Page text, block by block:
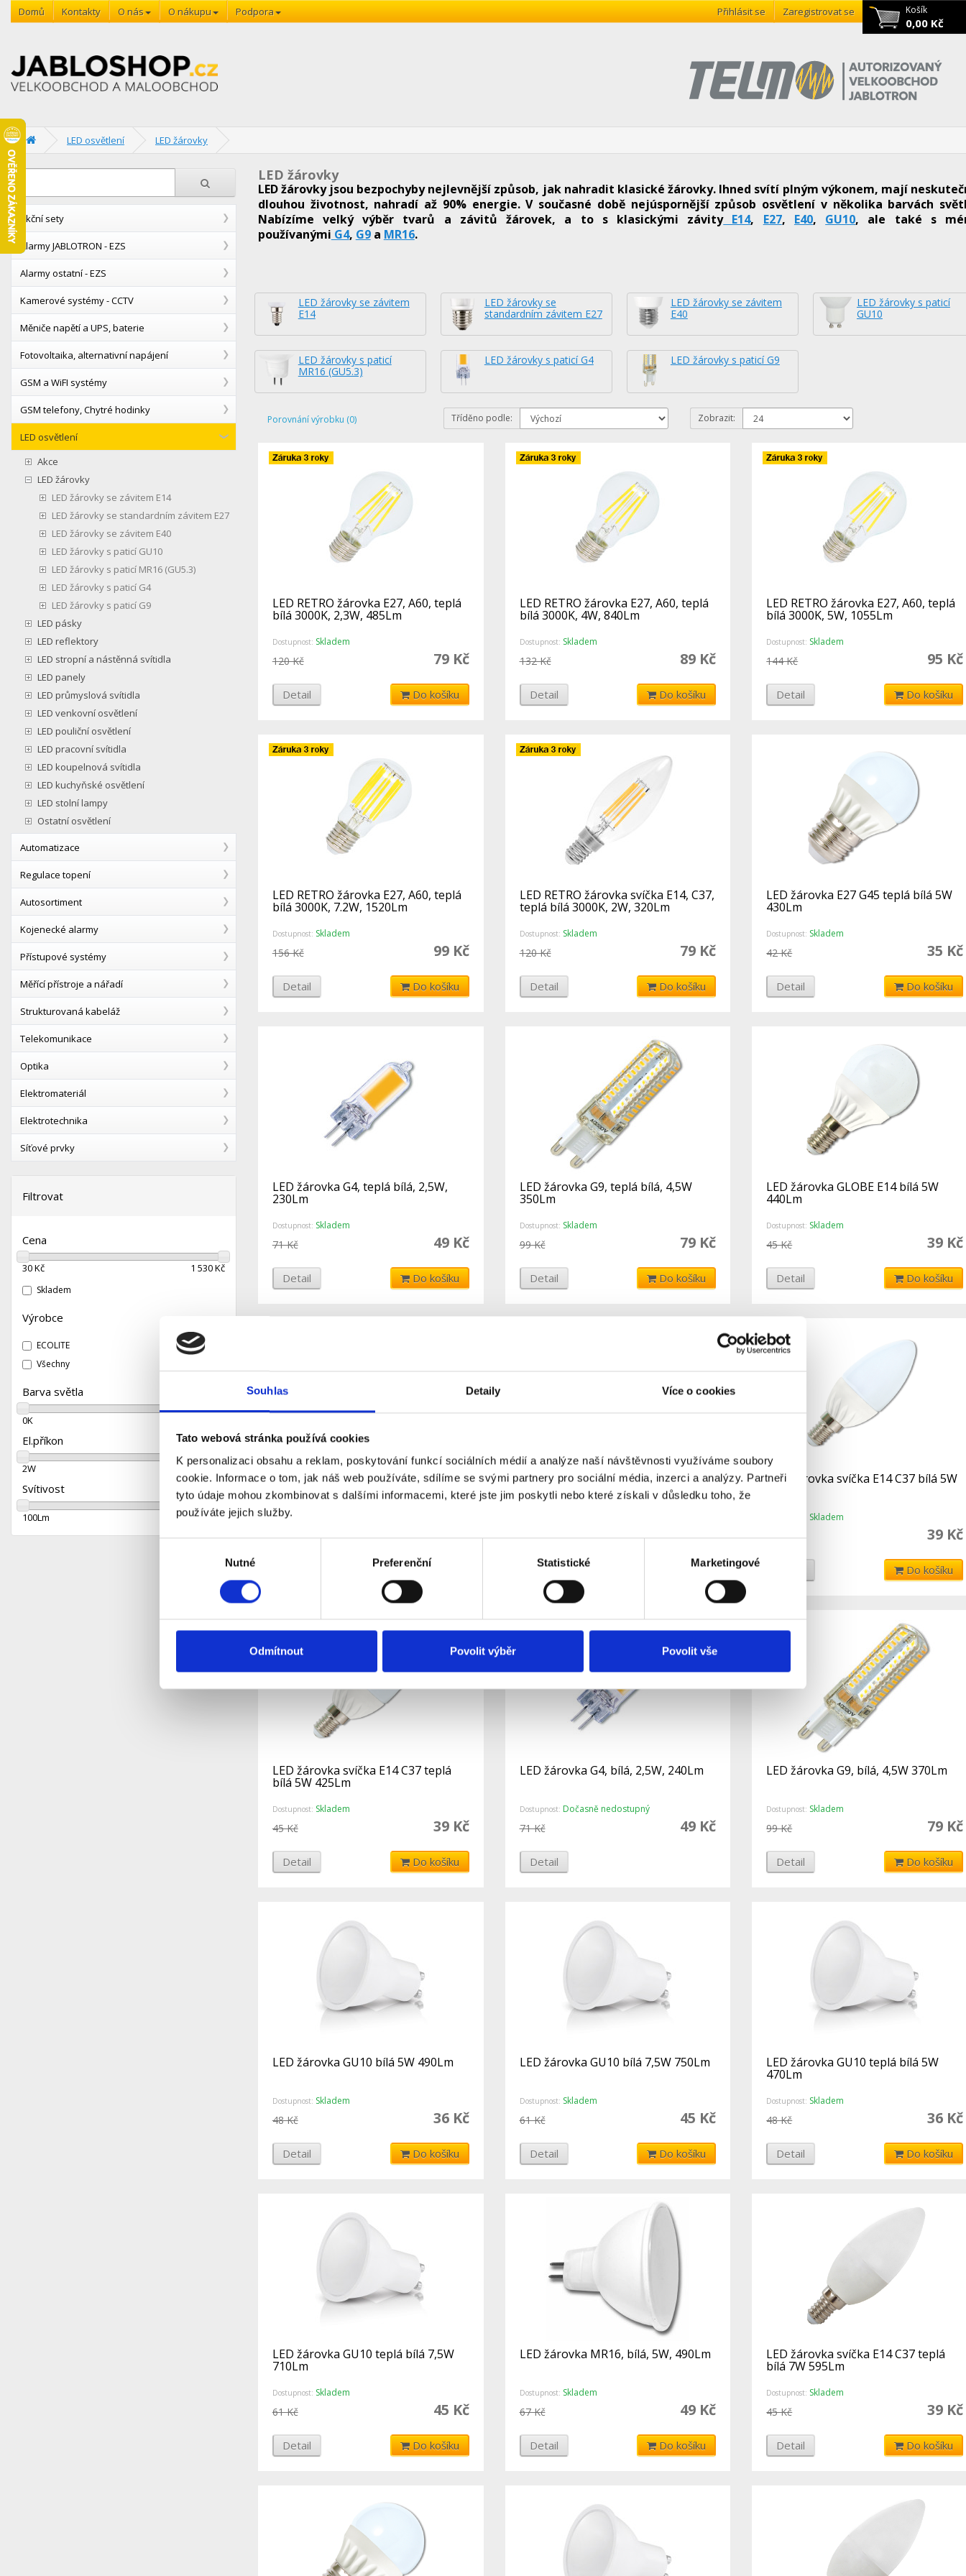
Souhlas Detaily Více o cookies
Tato webová stránka používá cookies
K personalizaci obsahu a reklam, poskytování funkcí sociálních médií a analýze naší návštěvnosti využíváme soubory
cookie. Informace o tom, jak náš web používáte, sdílíme se svými partnery pro sociální média, inzerci a analýzy. Partneři
tyto údaje mohou zkombinovat s dalšími informacemi, které jste jim poskytli nebo které získali v důsledku toho, že
používáte jejich služby.
Nutné Preferenční Statistické Marketingové
Odmítnout Povolit výběr Povolit vše
Košík
0,00 Kč
Domů Kontakty O nás O nákupu Podpora Přihlásit se Zaregistrovat se
LED osvětlení LED žárovky
Akční sety
Alarmy JABLOTRON - EZS
Alarmy ostatní - EZS
Kamerové systémy - CCTV
Měniče napětí a UPS, baterie
Fotovoltaika, alternativní napájení
GSM a WiFI systémy
GSM telefony, Chytré hodinky
LED osvětlení
Akce
LED žárovky
LED žárovky se závitem E14
LED žárovky se standardním závitem E27
LED žárovky se závitem E40
LED žárovky s paticí GU10
LED žárovky s paticí MR16 (GU5.3)
LED žárovky s paticí G4
LED žárovky s paticí G9
LED pásky
LED reflektory
LED stropní a nástěnná svítidla
LED panely
LED průmyslová svítidla
LED venkovní osvětlení
LED pouliční osvětlení
LED pracovní svítidla
LED koupelnová svítidla
LED kuchyňské osvětlení
LED stolní lampy
Ostatní osvětlení
Automatizace
Regulace topení
Autosortiment
Kojenecké alarmy
Přístupové systémy
Měřící přístroje a nářadí
Strukturovaná kabeláž
Telekomunikace
Optika
Elektromateriál
Elektrotechnika
Síťové prvky
Filtrovat
Cena
30Kč 1 530Kč
Skladem
Výrobce
ECOLITE
Všechny
Barva světla
0K
El.příkon
2W 120W
Svítivost
100Lm 15 700Lm
LED žárovky
LED žárovky jsou bezpochyby nejlevnější způsob, jak nahradit klasické žárovky. Ihned svítí plným výkonem, mají
dlouhou životnost, nahradí až 90% energie. V současné době nejúspornější způsob osvětlení v několika barvách
Nabízíme velký výběr tvarů a závitů žárovek, a to s klasickými závityE14, E27, E40, GU10, ale také s
používanými G4, G9a MR16.
LED žárovky se závitem
E14
LED žárovky se
standardním závitem E27
LED žárovky se závitem
E40
LED žárovky s paticí
GU10
LED žárovky s paticí
MR16 (GU5.3)
LED žárovky s paticí G4 LED žárovky s paticí G9
Porovnání výrobku (0) Tříděno podle: Zobrazit:
LED RETRO žárovka E27, A60, teplá
bílá 3000K, 2,3W, 485Lm
Dostupnost: Skladem
79 Kč
120 Kč
Detail Do košíku
LED RETRO žárovka E27, A60, teplá
bílá 3000K, 4W, 840Lm
Dostupnost: Skladem
89 Kč
132 Kč
Detail Do košíku
LED RETRO žárovka E27, A60, teplá
bílá 3000K, 5W, 1055Lm
Dostupnost: Skladem
95 Kč
144 Kč
Detail Do košíku
LED RETRO žárovka E27, A60, teplá
bílá 3000K, 7.2W, 1520Lm
Dostupnost: Skladem
99 Kč
156 Kč
Detail Do košíku
LED RETRO žárovka svíčka E14, C37,
teplá bílá 3000K, 2W, 320Lm
Dostupnost: Skladem
79 Kč
120 Kč
Detail Do košíku
LED žárovka E27 G45 teplá bílá 5W
430Lm
Dostupnost: Skladem
35 Kč
42 Kč
Detail Do košíku
LED žárovka G4, teplá bílá, 2,5W,
230Lm
Dostupnost: Skladem
49 Kč
71 Kč
Detail Do košíku
LED žárovka G9, teplá bílá, 4,5W
350Lm
Dostupnost: Skladem
79 Kč
99 Kč
Detail Do košíku
LED žárovka GLOBE E14 bílá 5W
440Lm
Dostupnost: Skladem
39 Kč
45 Kč
Detail Do košíku
LED žárovka GLOBE E14 teplá bílá
5W 425Lm
Dostupnost:
39 Kč
45 Kč
Do košíku
LED žárovka MR16, teplá bílá, 5W,
470Lm
49 Kč
67 Kč
Detail Do košíku
LED žárovka svíčka E14 C37 bílá 5W
Skladem
39 Kč
45 Kč
Do košíku
LED žárovka svíčka E14 C37 teplá
bílá 5W 425Lm
Dostupnost: Skladem
39 Kč
45 Kč
Detail Do košíku
LED žárovka G4, bílá, 2,5W, 240Lm
Dostupnost: Dočasně nedostupný
49 Kč
71 Kč
Detail
LED žárovka G9, bílá, 4,5W 370Lm
Dostupnost: Skladem
79 Kč
99 Kč
Detail Do košíku
LED žárovka GU10 bílá 5W 490Lm
Dostupnost: Skladem
36 Kč
48 Kč
Detail Do košíku
LED žárovka GU10 bílá 7,5W 750Lm
Dostupnost: Skladem
45 Kč
61 Kč
Detail Do košíku
LED žárovka GU10 teplá bílá 5W
470Lm
Dostupnost: Skladem
36 Kč
48 Kč
Detail Do košíku
LED žárovka GU10 teplá bílá 7,5W
710Lm
Dostupnost: Skladem
45 Kč
61 Kč
Detail Do košíku
LED žárovka MR16, bílá, 5W, 490Lm
Dostupnost: Skladem
49 Kč
67 Kč
Detail Do košíku
LED žárovka svíčka E14 C37 teplá
bílá 7W 595Lm
Dostupnost: Skladem
39 Kč
45 Kč
Detail Do košíku